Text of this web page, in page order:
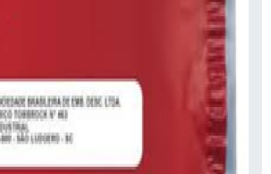
a satisfação da venda
deve-se descartar
não tenham produtos e
ótima qualidade e precisão,
passam despercebidos e
futuros para os